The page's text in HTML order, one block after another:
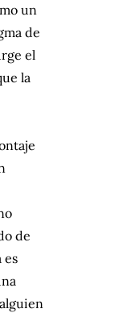
un
de
el
la
de
es